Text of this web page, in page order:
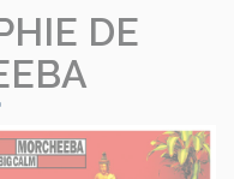
DE